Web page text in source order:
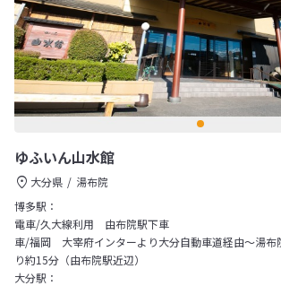
ゆふいん山水館
大分県
湯布院
博多駅：
電車/久大線利用 由布院駅下車
車/福岡 大宰府インターより大分自動車道経由～湯布
り約15分（由布院駅近辺）
大分駅：